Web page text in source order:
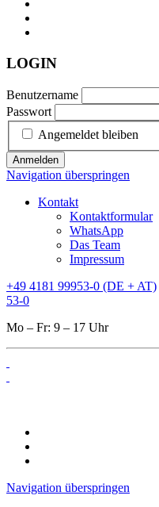
LOGIN
Benutzername
Passwort
Angemeldet bleiben
Anmelden
Navigation überspringen
Kontakt
Kontaktformular
WhatsApp
Das Team
Impressum
+49 4181 99953-0 (DE + AT)
53-0
Mo – Fr: 9 – 17 Uhr
Navigation überspringen